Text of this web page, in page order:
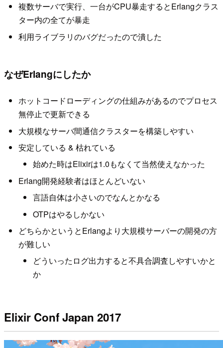
複数サーバで実行、一台がCPU暴走するとErlangクラス
ター内の全てが暴走
利用ライブラリのバグだったので潰した
なぜErlangにしたか
ホットコードローディングの仕組みがあるのでプロセス
無停止で更新できる
大規模なサーバ間通信クラスターを構築しやすい
安定している & 枯れている
始めた時はElixirは1.0もなくて当然使えなかった
Erlang開発経験者はほとんどいない
言語自体は小さいのでなんとかなる
OTPはやるしかない
どちらかというとErlangより大規模サーバーの開発の方
が難しい
どういったログ出力すると不具合調査しやすいかと
か
Elixir Conf Japan 2017